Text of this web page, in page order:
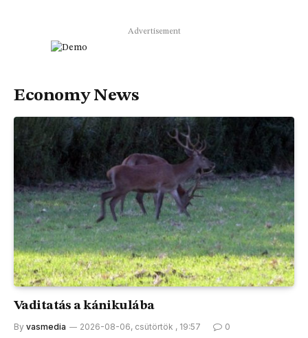
Advertisement
Economy News
Vaditatás a kánikulába
By vasmedia 2026-08-06, csütörtök , 19:57 0